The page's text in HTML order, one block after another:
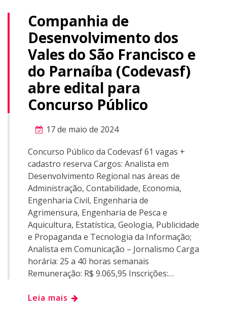
Companhia de
Desenvolvimento dos
Vales do São Francisco e
do Parnaíba (Codevasf)
abre edital para
Concurso Público
17 de maio de 2024
Concurso Público da Codevasf 61 vagas +
cadastro reserva Cargos: Analista em
Desenvolvimento Regional nas áreas de
Administração, Contabilidade, Economia,
Engenharia Civil, Engenharia de
Agrimensura, Engenharia de Pesca e
Aquicultura, Estatística, Geologia, Publicidade
e Propaganda e Tecnologia da Informação;
Analista em Comunicação – Jornalismo Carga
horária: 25 a 40 horas semanais
Remuneração: R$ 9.065,95 Inscrições:…
Leia mais